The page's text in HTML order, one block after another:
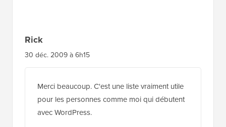
Rick
30 déc. 2009 à 6h15
Merci beaucoup. C'est une liste vraiment utile
pour les personnes comme moi qui débutent
avec WordPress.